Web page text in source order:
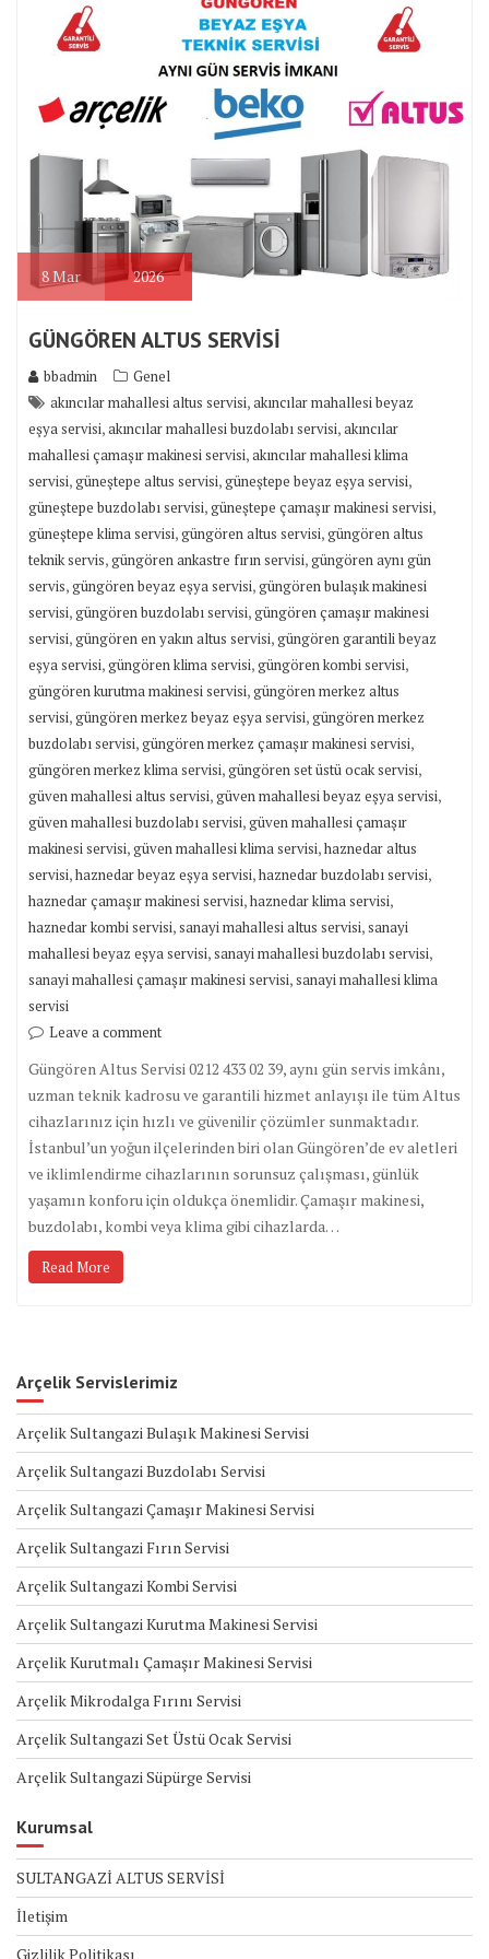
8Mar 2026
GÜNGÖREN ALTUS SERVİSİ
bbadmin
Genel
akıncılar mahallesi altus servisi,akıncılar mahallesi beyaz
eşya servisi,akıncılar mahallesi buzdolabı servisi,akıncılar
mahallesi çamaşır makinesi servisi,akıncılar mahallesi klima
servisi,güneştepe altus servisi,güneştepe beyaz eşya servisi,
güneştepe buzdolabı servisi,güneştepe çamaşır makinesi servisi,
güneştepe klima servisi,güngören altus servisi,güngören altus
teknik servis,güngören ankastre fırın servisi,güngören aynı gün
servis,güngören beyaz eşya servisi,güngören bulaşık makinesi
servisi,güngören buzdolabı servisi,güngören çamaşır makinesi
servisi,güngören en yakın altus servisi,güngören garantili beyaz
eşya servisi,güngören klima servisi,güngören kombi servisi,
güngören kurutma makinesi servisi,güngören merkez altus
servisi,güngören merkez beyaz eşya servisi,güngören merkez
buzdolabı servisi,güngören merkez çamaşır makinesi servisi,
güngören merkez klima servisi,güngören set üstü ocak servisi,
güven mahallesi altus servisi,güven mahallesi beyaz eşya servisi,
güven mahallesi buzdolabı servisi,güven mahallesi çamaşır
makinesi servisi,güven mahallesi klima servisi,haznedar altus
servisi,haznedar beyaz eşya servisi,haznedar buzdolabı servisi,
haznedar çamaşır makinesi servisi,haznedar klima servisi,
haznedar kombi servisi,sanayi mahallesi altus servisi,sanayi
mahallesi beyaz eşya servisi,sanayi mahallesi buzdolabı servisi,
sanayi mahallesi çamaşır makinesi servisi,sanayi mahallesi klima
servisi
Leave a comment
Güngören Altus Servisi 0212 433 02 39, aynı gün servis imkânı,
uzman teknik kadrosu ve garantili hizmet anlayışı ile tüm Altus
cihazlarınız için hızlı ve güvenilir çözümler sunmaktadır.
İstanbul’un yoğun ilçelerinden biri olan Güngören’de ev aletleri
ve iklimlendirme cihazlarının sorunsuz çalışması, günlük
yaşamın konforu için oldukça önemlidir. Çamaşır makinesi,
buzdolabı, kombi veya klima gibi cihazlarda…
Read More
Arçelik Servislerimiz
Arçelik Sultangazi Bulaşık Makinesi Servisi
Arçelik Sultangazi Buzdolabı Servisi
Arçelik Sultangazi Çamaşır Makinesi Servisi
Arçelik Sultangazi Fırın Servisi
Arçelik Sultangazi Kombi Servisi
Arçelik Sultangazi Kurutma Makinesi Servisi
Arçelik Kurutmalı Çamaşır Makinesi Servisi
Arçelik Mikrodalga Fırını Servisi
Arçelik Sultangazi Set Üstü Ocak Servisi
Arçelik Sultangazi Süpürge Servisi
Kurumsal
SULTANGAZİ ALTUS SERVİSİ
İletişim
Gizlilik Politikası